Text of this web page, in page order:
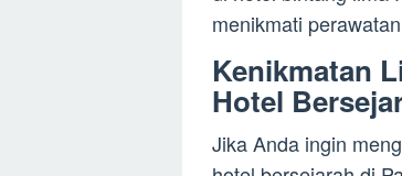
menikmati
Kenikmatan
Hotel
Jika Anda ingin